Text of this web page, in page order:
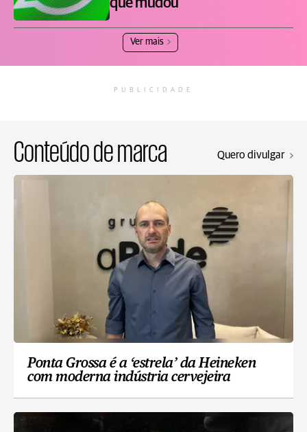
que mudou
Ver mais
PUBLICIDADE
Conteúdo de marca Quero divulgar
Ponta Grossa é a ‘estrela’ da Heineken
com moderna indústria cervejeira